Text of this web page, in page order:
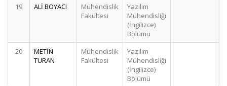
19
ALİ BOYACI
Mühendislik
Fakültesi
Yazılım
Mühendisliği
(İngilizce)
Bölümü
20
METİN
TURAN
Mühendislik
Fakültesi
Yazılım
Mühendisliği
(İngilizce)
Bölümü